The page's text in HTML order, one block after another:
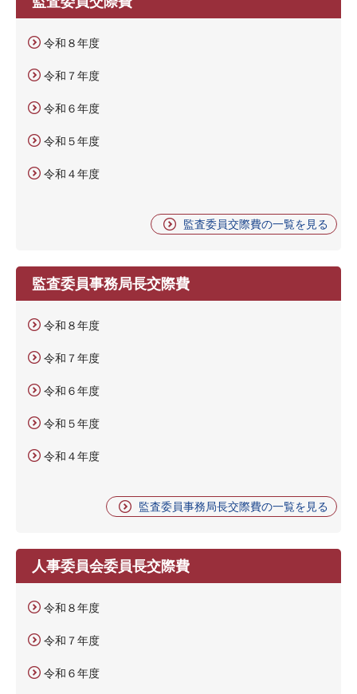
令和８年度
令和７年度
令和６年度
令和５年度
令和４年度
監査委員交際費の一覧を見る
監査委員事務局長交際費
令和８年度
令和７年度
令和６年度
令和５年度
令和４年度
監査委員事務局長交際費の一覧を見る
人事委員会委員長交際費
令和８年度
令和７年度
令和６年度